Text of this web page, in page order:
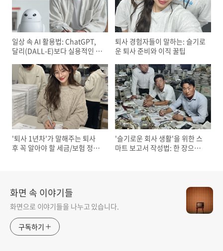
일상 속 AI 활용법: ChatGPT,
달리(DALL-E)보다 실용적인 AI
퇴사 경험자들이 말하는: 슬기로
운 퇴사 준비와 이직 꿀팁
'퇴사 1년차'가 말해주는 퇴사
후 꼭 알아야 할 세금/보험 정리
'슬기로운 회사 생활'을 위한 스
마트 보고서 작성법: 한 장으로
화면 속 이야기들
화면으로 이야기들을 나누고 있습니다.
구독하기